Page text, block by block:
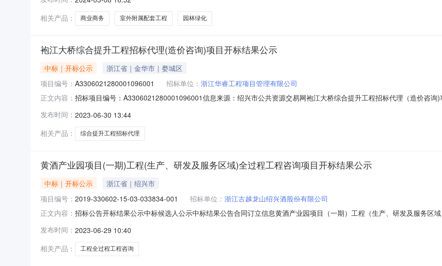
18245平方米。招标项目序号工程（标段）名称招标内容计划招标时间预估合同金额1萧政储出（2018）29号地块商业
相关产品：
商业商务 室外附属配套工程 园林绿化
袍江大桥综合提升工程招标代理(造价咨询)项目开标结果公示
中标｜开标公示
浙江省｜金华市｜婺城区
项目编号： A3306021280001096001 招标单位： 浙江华睿工程项目管理有限公司
正文内容： 招标项目编号：A3306021280001096001信息来源：绍兴市公共资源交易网袍江大桥综合提升工程招标代理（造价咨
报价:0.00元/%;工期:日历天;质量要求:;保证金金额:0.00元,投标文件递交时间:未上传,投标人名称:浙江天册工程管理有限
发布时间： 2023-06-30 13:44
相关产品：
综合提升工程招标代理
黄酒产业园项目(一期)工程(生产、研发及服务区域)全过程工程咨询项目开标结果公示
中标｜开标公示
浙江省｜绍兴市
项目编号： 2019-330602-15-03-033834-001 招标单位： 浙江古越龙山绍兴酒股份有限公司
正文内容： 招标公告开标结果公示中标候选人公示中标结果公告合同订立信息黄酒产业园项目（一期）工程（生产、研发及服务区
业园项目（一期）工程（生产、研发及服务区域）全过程工程咨询项目项目代码:2019-330602-15-03-033834-001招标
发布时间： 2023-06-29 10:40
相关产品：
工程全过程工程咨询